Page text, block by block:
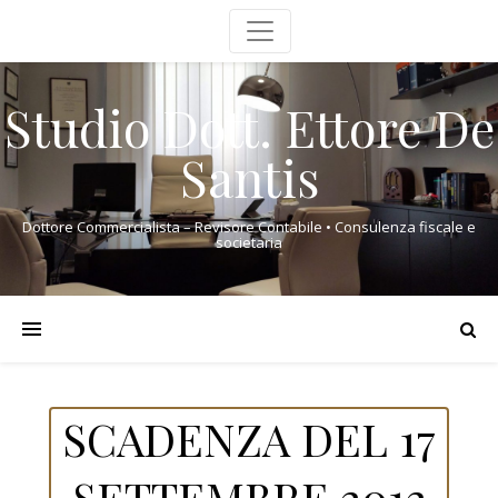
Studio Dott. Ettore De
Santis
Dottore Commercialista – Revisore Contabile • Consulenza fiscale e
societaria
SCADENZA DEL 17